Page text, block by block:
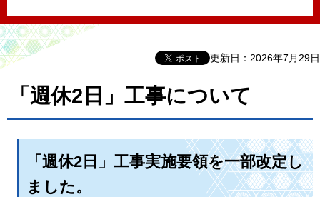
更新日：2026年7月29日
「週休2日」工事について
「週休2日」工事実施要領を一部改定し
ました。